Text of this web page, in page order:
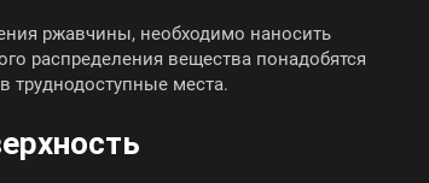
ржавчины, необходимо наносить
распределения вещества понадобятся
труднодоступные места.